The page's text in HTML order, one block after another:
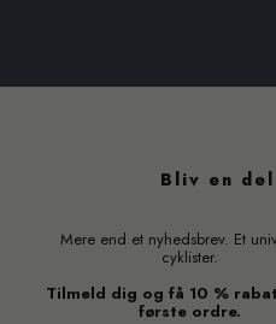
Bliv en
Mere end et nyhedsbrev. Et
cyklister.
Tilmeld dig og få 10 %
første ordre.